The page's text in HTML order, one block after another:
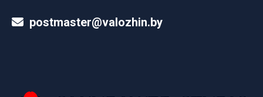
postmaster@valozhin.by